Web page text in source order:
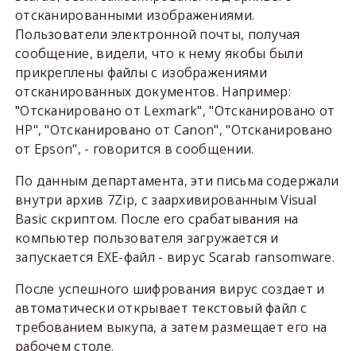
отсканированными изображениями.
Пользователи электронной почты, получая
сообщение, видели, что к нему якобы были
прикреплены файлы с изображениями
отсканированных документов. Например:
"Отсканировано от Lexmark", "Отсканировано от
HP", "Отсканировано от Canon", "Отсканировано
от Epson", - говорится в сообщении.
По данным департамента, эти письма содержали
внутри архив 7Zip, с заархивированным Visual
Basic скриптом. После его срабатывания на
компьютер пользователя загружается и
запускается EXE-файл - вирус Scarab ransomware.
После успешного шифрования вирус создает и
автоматически открывает текстовый файл с
требованием выкупа, а затем размещает его на
рабочем столе.